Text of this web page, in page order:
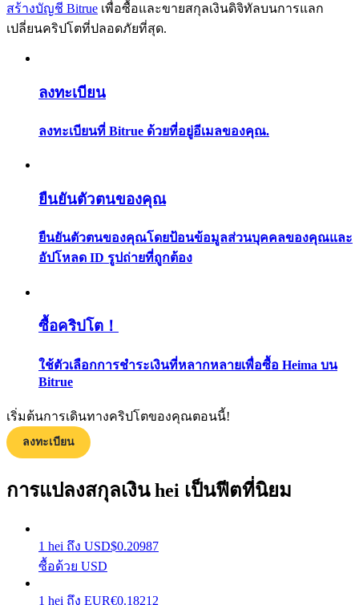
คู่มือเริ่มต้นฟิวเจอร์ส
กลยุทธ์การซื้อขาย
ได้รับ
สร้างบัญชี Bitrue เพื่อซื้อและขายสกุลเงินดิจิทัลบนการแลก
เปลี่ยนคริปโตที่ปลอดภัยที่สุด.
ลงทะเบียน
ลงทะเบียนที่ Bitrue ด้วยที่อยู่อีเมลของคุณ.
ยืนยันตัวตนของคุณ
ยืนยันตัวตนของคุณโดยป้อนข้อมูลส่วนบุคคลของคุณและ
อัปโหลด ID รูปถ่ายที่ถูกต้อง
ซื้อคริปโต！
ใช้ตัวเลือกการชำระเงินที่หลากหลายเพื่อซื้อ Heima บน
Bitrue
เริ่มต้นการเดินทางคริปโตของคุณตอนนี้!
ลงทะเบียน
การแปลงสกุลเงิน hei เป็นฟีตที่นิยม
1 hei ถึง USD$0.20987
ซื้อด้วย USD
1 hei ถึง EUR€0.18212